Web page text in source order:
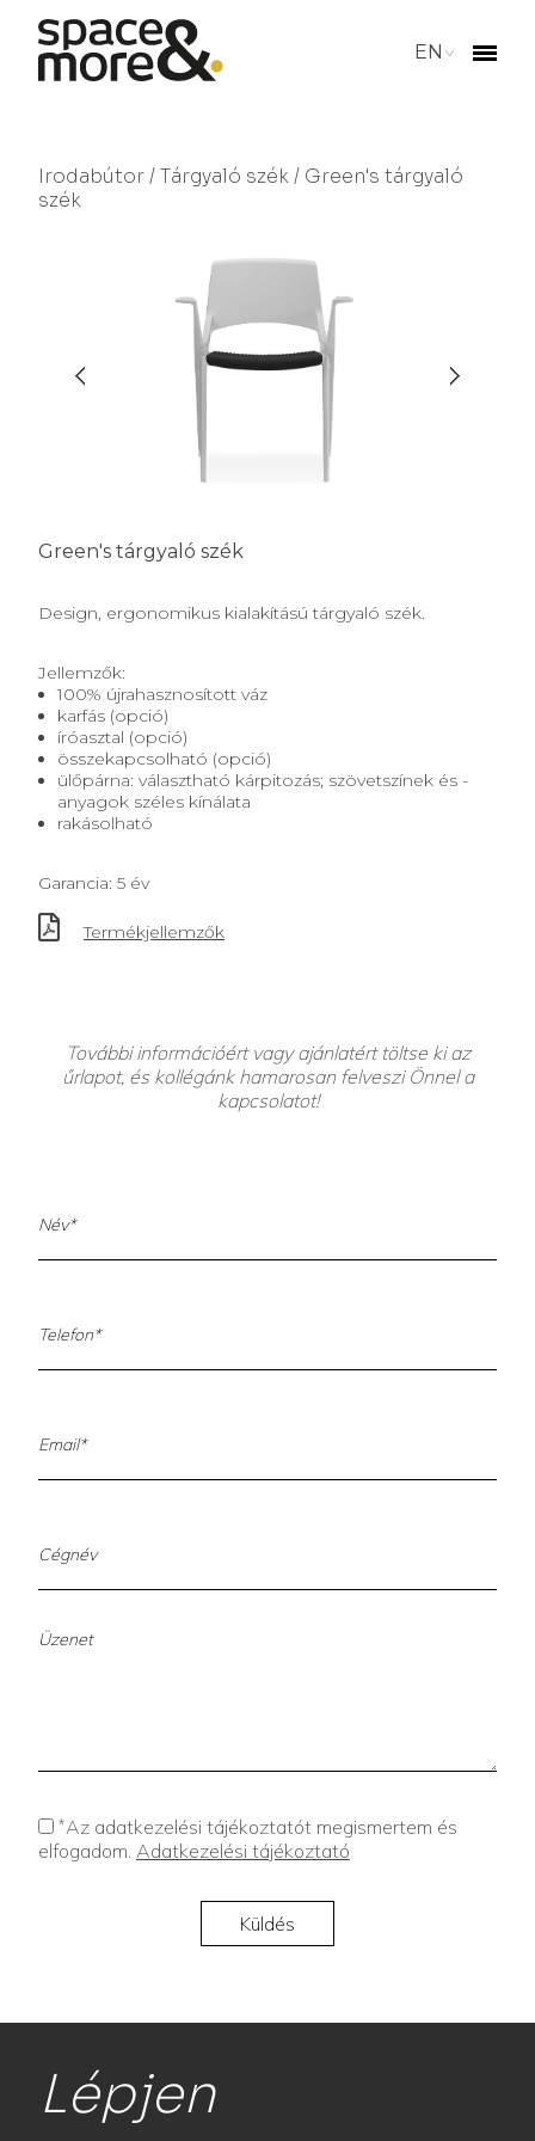
EN
Irodabútor/Tárgyaló szék/ Green's tárgyaló
szék
Green's tárgyaló szék
Design, ergonomikus kialakítású tárgyaló szék.
Jellemzők:
100% újrahasznosított váz
karfás (opció)
íróasztal (opció)
összekapcsolható (opció)
ülőpárna: választható kárpitozás; szövetszínek és -
anyagok széles kínálata
rakásolható
Garancia: 5 év
Termékjellemzők
További információért vagy ajánlatért töltse ki az
űrlapot, és kollégánk hamarosan felveszi Önnel a
kapcsolatot!
*Az adatkezelési tájékoztatót megismertem és
elfogadom. Adatkezelési tájékoztató
Lépjen